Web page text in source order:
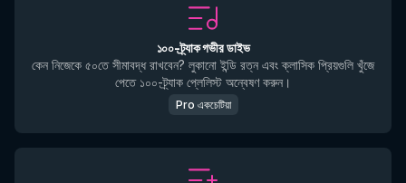
১০০-ট্র্যাক গভীর ডাইভ
কেন নিজেকে ৫০তে সীমাবদ্ধ রাখবেন? লুকানো ইন্ডি রত্ন এবং ক্লাসিক প্রিয়গুলি খুঁজে
পেতে ১০০-ট্র্যাক প্লেলিস্ট অন্বেষণ করুন।
Pro একচেটিয়া